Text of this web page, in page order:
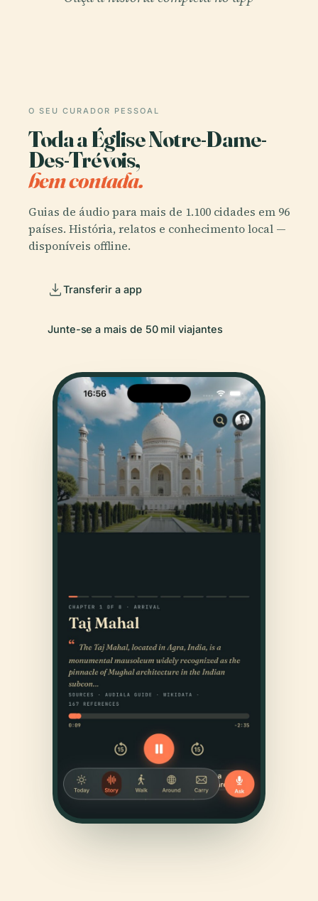
O SEU CURADOR PESSOAL
Toda a Église Notre-Dame-
Des-Trévois,
bem contada.
Guias de áudio para mais de 1.100 cidades em 96
países. História, relatos e conhecimento local —
disponíveis offline.
Transferir a app
Junte-se a mais de 50 mil viajantes